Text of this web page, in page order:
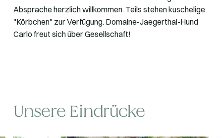
Absprache herzlich willkommen. Teils stehen kuschelige
"Körbchen" zur Verfügung. Domaine-Jaegerthal-Hund
Carlo freut sich über Gesellschaft!
Unsere Eindrücke